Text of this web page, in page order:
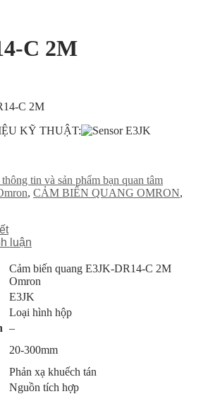
C 2M
C 2M
KỸ THUẬT:
tin và sản phẩm bạn quan tâm
, CẢM BIẾN QUANG OMRON,
luận
Cảm biến quang E3JK-DR14-C 2M
Omron
E3JK
Loại hình hộp
–
20-300mm
Phản xạ khuếch tán
Nguồn tích hợp